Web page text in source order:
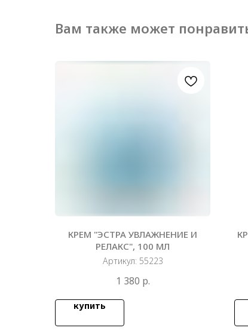
Вам также может
КРЕМ "ЭСТРА УВЛАЖНЕНИЕ И
РЕЛАКС", 100 МЛ
Артикул: 55223
1 380 р.
купить